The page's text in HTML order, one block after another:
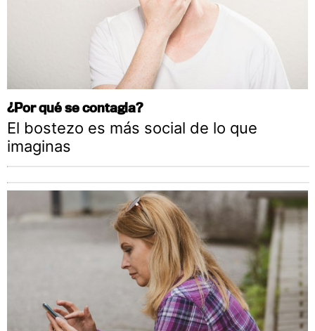
¿Por qué se contagia?
El bostezo es más social de lo que
imaginas